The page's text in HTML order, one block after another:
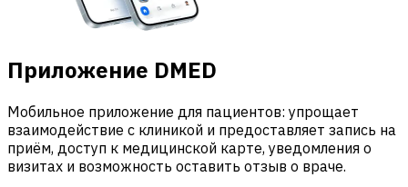
Приложение DMED
Мобильное приложение для пациентов: упрощает
взаимодействие с клиникой и предоставляет запись на
приём, доступ к медицинской карте, уведомления о
визитах и возможность оставить отзыв о враче.